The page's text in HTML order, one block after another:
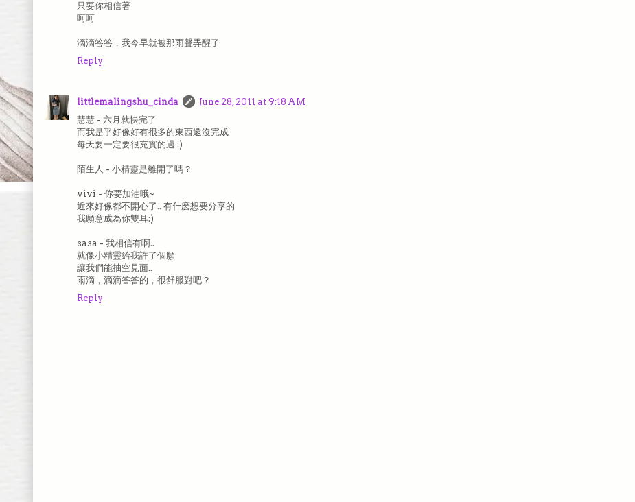
只要你相信著
呵呵
滴滴答答，我今早就被那雨聲弄醒了
Reply
littlemalingshu_cinda
June 28, 2011 at 9:18 AM
慧慧 - 六月就快完了
而我是乎好像好有很多的東西還沒完成
每天要一定要很充實的過 :)
陌生人 - 小精靈是離開了嗎？
vivi - 你要加油哦~
近來好像都不開心了.. 有什麽想要分享的
我願意成為你雙耳:)
sasa - 我相信有啊..
就像小精靈給我許了個願
讓我們能抽空見面..
雨滴，滴滴答答的，很舒服對吧？
Reply